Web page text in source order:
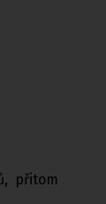
přitom